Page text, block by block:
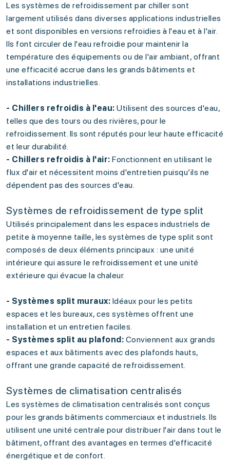
Les systèmes de refroidissement par chiller sont
largement utilisés dans diverses applications industrielles
et sont disponibles en versions refroidies à l'eau et à l'air.
Ils font circuler de l'eau refroidie pour maintenir la
température des équipements ou de l'air ambiant, offrant
une efficacité accrue dans les grands bâtiments et
installations industrielles.
- Chillers refroidis à l'eau: Utilisent des sources d'eau,
telles que des tours ou des rivières, pour le
refroidissement. Ils sont réputés pour leur haute efficacité
et leur durabilité.
- Chillers refroidis à l'air: Fonctionnent en utilisant le
flux d'air et nécessitent moins d'entretien puisqu’ils ne
dépendent pas des sources d'eau.
Systèmes de refroidissement de type split
Utilisés principalement dans les espaces industriels de
petite à moyenne taille, les systèmes de type split sont
composés de deux éléments principaux : une unité
intérieure qui assure le refroidissement et une unité
extérieure qui évacue la chaleur.
- Systèmes split muraux: Idéaux pour les petits
espaces et les bureaux, ces systèmes offrent une
installation et un entretien faciles.
- Systèmes split au plafond: Conviennent aux grands
espaces et aux bâtiments avec des plafonds hauts,
offrant une grande capacité de refroidissement.
Systèmes de climatisation centralisés
Les systèmes de climatisation centralisés sont conçus
pour les grands bâtiments commerciaux et industriels. Ils
utilisent une unité centrale pour distribuer l'air dans tout le
bâtiment, offrant des avantages en termes d'efficacité
énergétique et de confort.